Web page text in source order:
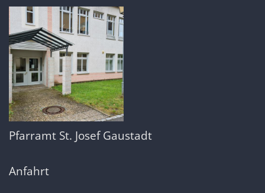
Pfarramt St. Josef Gaustadt
Anfahrt